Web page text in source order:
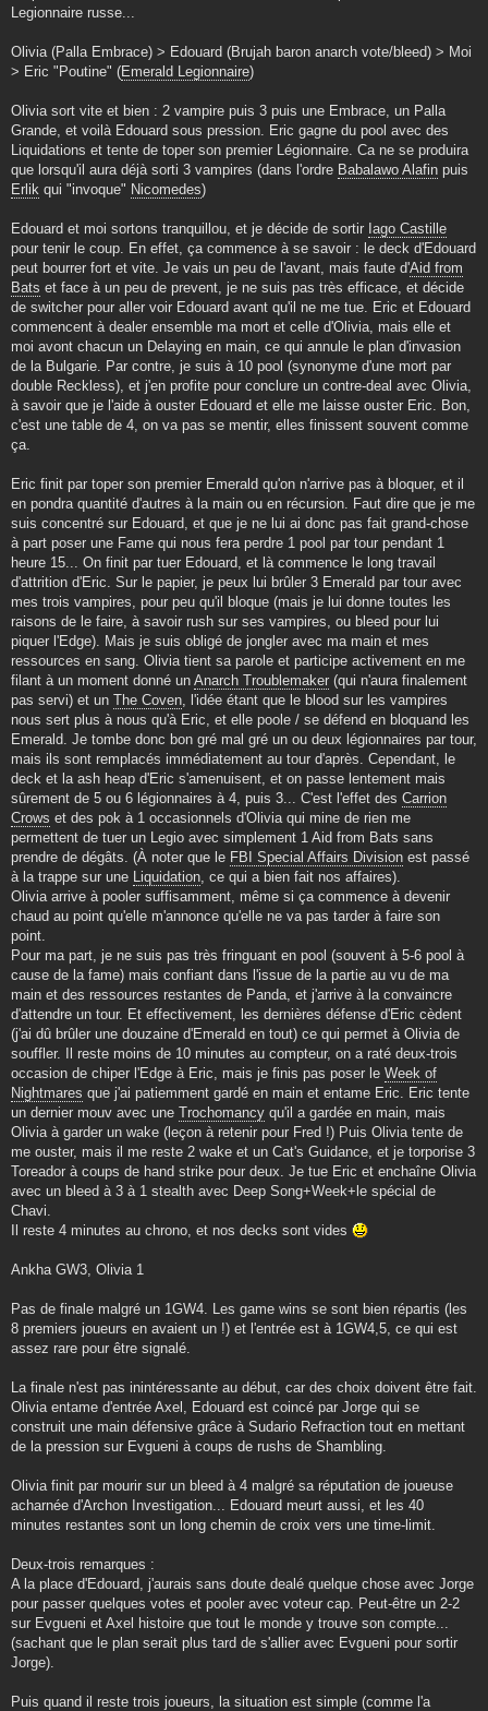
Legionnaire russe...
Olivia (Palla Embrace) > Edouard (Brujah baron anarch vote/bleed) > Moi
> Eric "Poutine" (Emerald Legionnaire)
Olivia sort vite et bien : 2 vampire puis 3 puis une Embrace, un Palla
Grande, et voilà Edouard sous pression. Eric gagne du pool avec des
Liquidations et tente de toper son premier Légionnaire. Ca ne se produira
que lorsqu'il aura déjà sorti 3 vampires (dans l'ordre Babalawo Alafin puis
Erlik qui "invoque" Nicomedes)
Edouard et moi sortons tranquillou, et je décide de sortir Iago Castille
pour tenir le coup. En effet, ça commence à se savoir : le deck d'Edouard
peut bourrer fort et vite. Je vais un peu de l'avant, mais faute d'Aid from
Bats et face à un peu de prevent, je ne suis pas très efficace, et décide
de switcher pour aller voir Edouard avant qu'il ne me tue. Eric et Edouard
commencent à dealer ensemble ma mort et celle d'Olivia, mais elle et
moi avont chacun un Delaying en main, ce qui annule le plan d'invasion
de la Bulgarie. Par contre, je suis à 10 pool (synonyme d'une mort par
double Reckless), et j'en profite pour conclure un contre-deal avec Olivia,
à savoir que je l'aide à ouster Edouard et elle me laisse ouster Eric. Bon,
c'est une table de 4, on va pas se mentir, elles finissent souvent comme
ça.
Eric finit par toper son premier Emerald qu'on n'arrive pas à bloquer, et il
en pondra quantité d'autres à la main ou en récursion. Faut dire que je me
suis concentré sur Edouard, et que je ne lui ai donc pas fait grand-chose
à part poser une Fame qui nous fera perdre 1 pool par tour pendant 1
heure 15... On finit par tuer Edouard, et là commence le long travail
d'attrition d'Eric. Sur le papier, je peux lui brûler 3 Emerald par tour avec
mes trois vampires, pour peu qu'il bloque (mais je lui donne toutes les
raisons de le faire, à savoir rush sur ses vampires, ou bleed pour lui
piquer l'Edge). Mais je suis obligé de jongler avec ma main et mes
ressources en sang. Olivia tient sa parole et participe activement en me
filant à un moment donné un Anarch Troublemaker (qui n'aura finalement
pas servi) et un The Coven , l'idée étant que le blood sur les vampires
nous sert plus à nous qu'à Eric, et elle poole / se défend en bloquand les
Emerald. Je tombe donc bon gré mal gré un ou deux légionnaires par tour,
mais ils sont remplacés immédiatement au tour d'après. Cependant, le
deck et la ash heap d'Eric s'amenuisent, et on passe lentement mais
sûrement de 5 ou 6 légionnaires à 4, puis 3... C'est l'effet des Carrion
Crows et des pok à 1 occasionnels d'Olivia qui mine de rien me
permettent de tuer un Legio avec simplement 1 Aid from Bats sans
prendre de dégâts. (À noter que le FBI Special Affairs Division est passé
à la trappe sur une
Liquidation , ce qui a bien fait nos affaires).
Olivia arrive à pooler suffisamment, même si ça commence à devenir
chaud au point qu'elle m'annonce qu'elle ne va pas tarder à faire son
point.
Pour ma part, je ne suis pas très fringuant en pool (souvent à 5-6 pool à
cause de la fame) mais confiant dans l'issue de la partie au vu de ma
main et des ressources restantes de Panda, et j'arrive à la convaincre
d'attendre un tour. Et effectivement, les dernières défense d'Eric cèdent
(j'ai dû brûler une douzaine d'Emerald en tout) ce qui permet à Olivia de
souffler. Il reste moins de 10 minutes au compteur, on a raté deux-trois
occasion de chiper l'Edge à Eric, mais je finis pas poser le Week of
Nightmares que j'ai patiemment gardé en main et entame Eric. Eric tente
un dernier mouv avec une Trochomancy qu'il a gardée en main, mais
Olivia à garder un wake (leçon à retenir pour Fred !) Puis Olivia tente de
me ouster, mais il me reste 2 wake et un Cat's Guidance, et je torporise 3
Toreador à coups de hand strike pour deux. Je tue Eric et enchaîne Olivia
avec un bleed à 3 à 1 stealth avec Deep Song+Week+le spécial de
Chavi.
Il reste 4 minutes au chrono, et nos decks sont vides
Ankha GW3, Olivia 1
Pas de finale malgré un 1GW4. Les game wins se sont bien répartis (les
8 premiers joueurs en avaient un !) et l'entrée est à 1GW4,5, ce qui est
assez rare pour être signalé.
La finale n'est pas inintéressante au début, car des choix doivent être fait.
Olivia entame d'entrée Axel, Edouard est coincé par Jorge qui se
construit une main défensive grâce à Sudario Refraction tout en mettant
de la pression sur Evgueni à coups de rushs de Shambling.
Olivia finit par mourir sur un bleed à 4 malgré sa réputation de joueuse
acharnée d'Archon Investigation... Edouard meurt aussi, et les 40
minutes restantes sont un long chemin de croix vers une time-limit.
Deux-trois remarques :
A la place d'Edouard, j'aurais sans doute dealé quelque chose avec Jorge
pour passer quelques votes et pooler avec voteur cap. Peut-être un 2-2
sur Evgueni et Axel histoire que tout le monde y trouve son compte...
(sachant que le plan serait plus tard de s'allier avec Evgueni pour sortir
Jorge).
Puis quand il reste trois joueurs, la situation est simple (comme l'a